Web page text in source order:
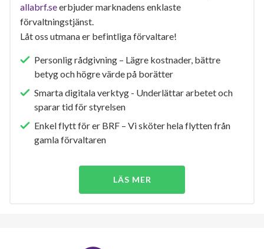
allabrf.seerbjuder marknadens enklaste
förvaltningstjänst.
Låt oss utmana er befintliga förvaltare!
Personlig rådgivning – Lägre kostnader, bättre
betyg och högre värde på borätter
Smarta digitala verktyg - Underlättar arbetet och
sparar tid för styrelsen
Enkel flytt för er BRF – Vi sköter hela flytten från
gamla förvaltaren
LÄS MER